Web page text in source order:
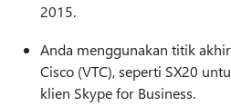
2015.
Anda menggunakan titik
Cisco (VTC), seperti SX20
klien Skype for Business.